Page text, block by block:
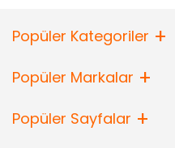
Popüler Kategoriler
Popüler Markalar
Popüler Sayfalar